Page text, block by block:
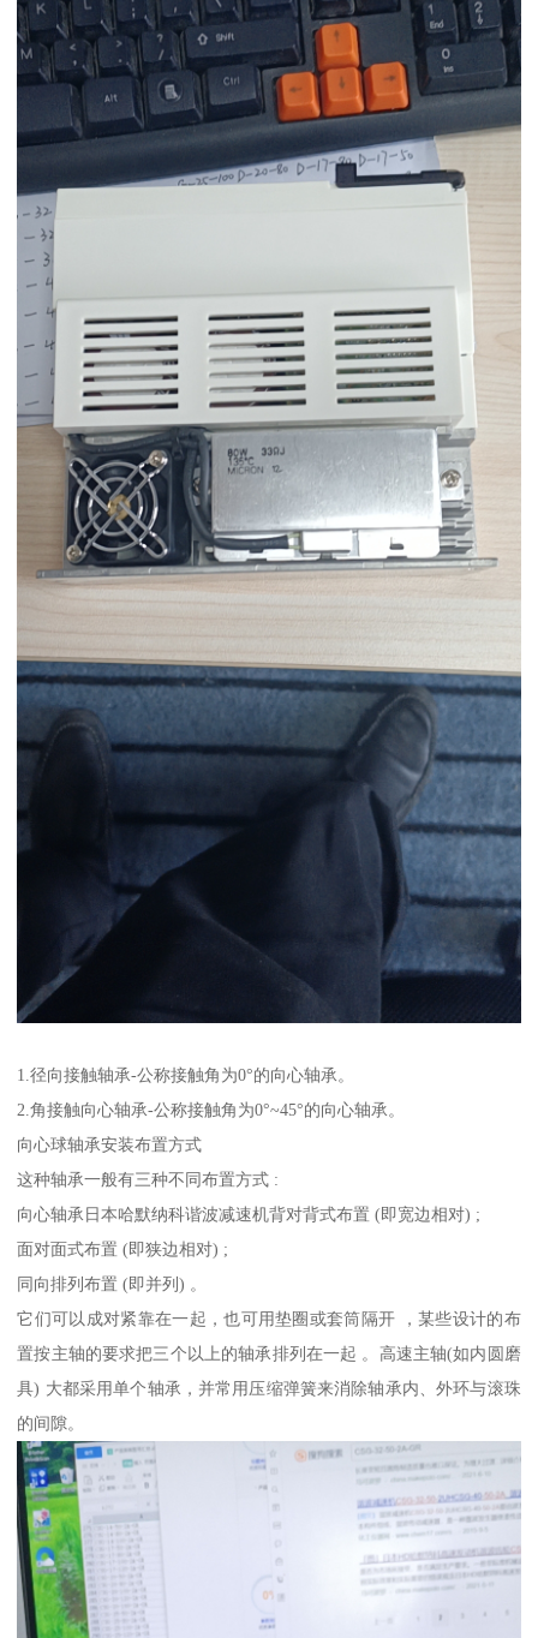
1.径向接触轴承-公称接触角为0°的向心轴承。
2.角接触向心轴承-公称接触角为0°~45°的向心轴承。
向心球轴承安装布置方式
这种轴承一般有三种不同布置方式 :
向心轴承日本哈默纳科谐波减速机背对背式布置 (即宽边相对) ;
面对面式布置 (即狭边相对) ;
同向排列布置 (即并列) 。
它们可以成对紧靠在一起，也可用垫圈或套筒隔开 ，某些设计的布
置按主轴的要求把三个以上的轴承排列在一起 。高速主轴(如内圆磨
具) 大都采用单个轴承，并常用压缩弹簧来消除轴承内、外环与滚珠
的间隙。